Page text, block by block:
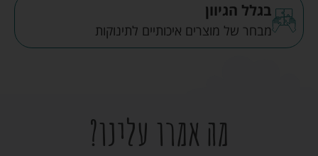
בגלל הגיוון
מבחר של מוצרים איכותיים לתינוקות
מה אמרו עלינו?